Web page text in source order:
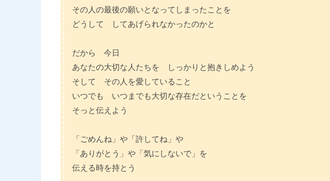
その人の最後の願いとなってしまったことを
どうして してあげられなかったのかと
だから 今日
あなたの大切な人たちを しっかりと抱きしめよう
そして その人を愛していること
いつでも いつまでも大切な存在だということを
そっと伝えよう
「ごめんね」や「許してね」や
「ありがとう」や「気にしないで」を
伝える時を持とう